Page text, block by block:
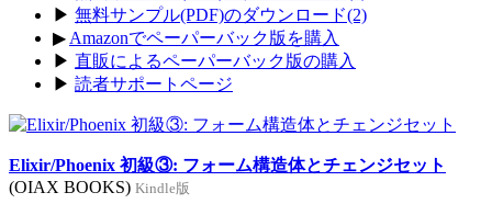
▶ 無料サンプル(PDF)のダウンロード(2)
▶ Amazonでペーパーバック版を購入
▶ 直販によるペーパーバック版の購入
▶ 読者サポートページ
Elixir/Phoenix 初級③: フォーム構造体とチェンジセット
(OIAX BOOKS) Kindle版